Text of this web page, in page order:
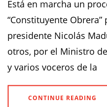
Está en marcha un
“Constituyente
presidente Nicolás
otros, por el Ministro
y varios voceros de la
CONTINUE READING